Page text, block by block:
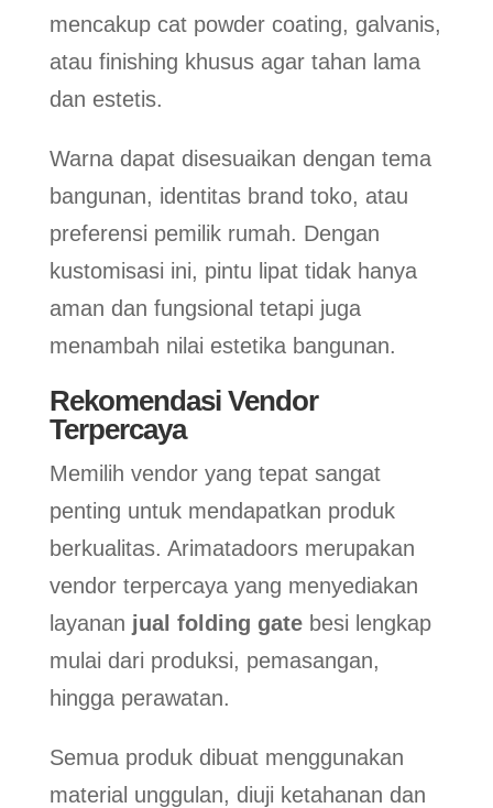
mencakup cat powder coating, galvanis,
atau finishing khusus agar tahan lama
dan estetis.
Warna dapat disesuaikan dengan tema
bangunan, identitas brand toko, atau
preferensi pemilik rumah. Dengan
kustomisasi ini, pintu lipat tidak hanya
aman dan fungsional tetapi juga
menambah nilai estetika bangunan.
Rekomendasi Vendor
Terpercaya
Memilih vendor yang tepat sangat
penting untuk mendapatkan produk
berkualitas. Arimatadoors merupakan
vendor terpercaya yang menyediakan
layanan jual folding gatebesi lengkap
mulai dari produksi, pemasangan,
hingga perawatan.
Semua produk dibuat menggunakan
material unggulan, diuji ketahanan dan